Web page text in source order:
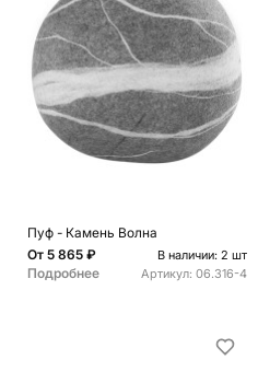
Пуф - Камень Волна
От 5 865 ₽ В наличии: 2 шт
Подробнее Артикул: 06.316-4